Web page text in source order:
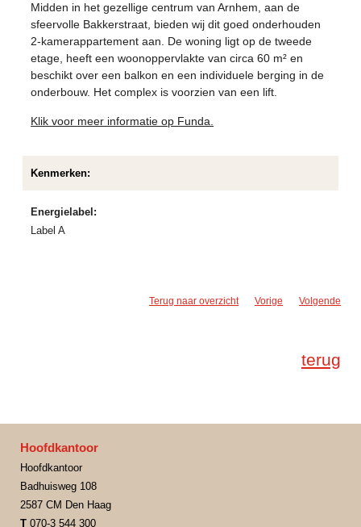
Midden in het gezellige centrum van Arnhem, aan de
sfeervolle Bakkerstraat, bieden wij dit goed onderhouden
2-kamerappartement aan. De woning ligt op de tweede
etage, heeft een woonoppervlakte van circa 60 m² en
beschikt over een balkon en een individuele berging in de
onderbouw. Het complex is voorzien van een lift.
Klik voor meer informatie op Funda.
Kenmerken:
Energielabel:
Label A
Terug naar overzicht Vorige Volgende
terug
Hoofdkantoor
Hoofdkantoor
Badhuisweg 108
2587 CM Den Haag
T 070-3 544 300